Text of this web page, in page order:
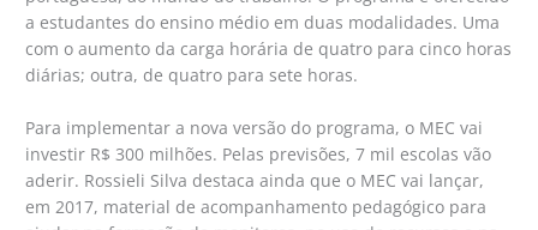
a estudantes do ensino médio em duas modalidades. Uma
com o aumento da carga horária de quatro para cinco horas
diárias; outra, de quatro para sete horas.
Para implementar a nova versão do programa, o MEC vai
investir R$ 300 milhões. Pelas previsões, 7 mil escolas vão
aderir. Rossieli Silva destaca ainda que o MEC vai lançar,
em 2017, material de acompanhamento pedagógico para